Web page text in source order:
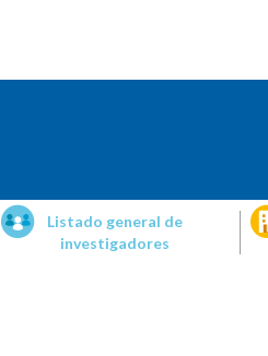
Listado general de
investigadores